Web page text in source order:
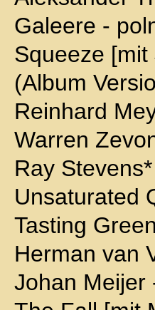
Galeere -
Squeeze [mit
(Album
Reinhard
Warren
Ray
Unsaturated
Tasting
Herman van
Johan Meijer